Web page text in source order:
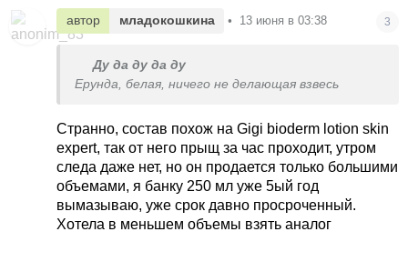
автор младокошкина • 13 июня в 03:38 3
Ду да ду да ду
Ерунда, белая, ничего не делающая взвесь
Странно, состав похож на Gigi bioderm lotion skin
expert, так от него прыщ за час проходит, утром
следа даже нет, но он продается только большими
объемами, я банку 250 мл уже 5ый год
вымазываю, уже срок давно просроченный.
Хотела в меньшем объемы взять аналог